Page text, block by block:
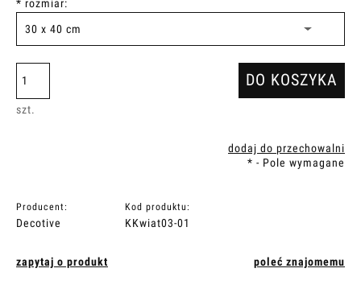
* rozmiar:
szt.
DO KOSZYKA
dodaj do przechowalni
* - Pole wymagane
Producent:
Decotive
Kod produktu:
KKwiat03-01
zapytaj o produkt poleć znajomemu